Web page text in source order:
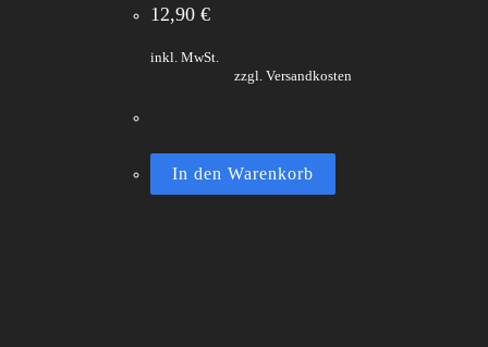
12,90 €
inkl. MwSt.
zzgl. Versandkosten
In den Warenkorb